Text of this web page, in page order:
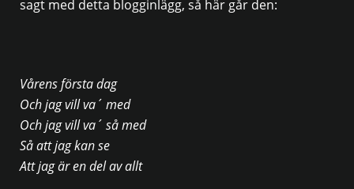
sagt med detta blogginlägg, så här går den:
Vårens första dag
Och jag vill va´ med
Och jag vill va´ så med
Så att jag kan se
Att jag är en del av allt